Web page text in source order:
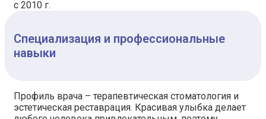
с 2010 г.
Специализация и профессиональные
навыки
Профиль врача – терапевтическая стоматология и
эстетическая реставрация. Красивая улыбка делает